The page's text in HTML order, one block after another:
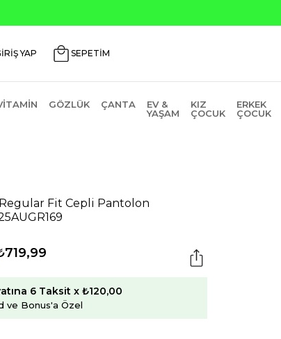
YAP SEPETİM
GÖZLÜK ÇANTA
EV &
YAŞAM
KIZ
ÇOCUK
ERKEK
ÇOCUK
Fit Cepli Pantolon
6 Taksit x ₺120,00
ve Bonus'a Özel